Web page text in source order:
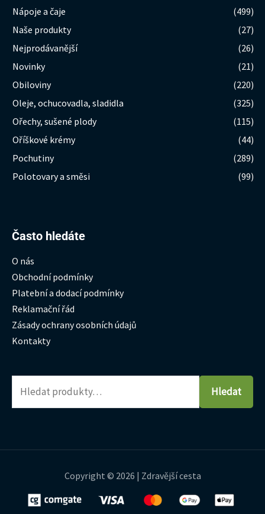
Nápoje a čaje
(499)
Naše produkty
(27)
Nejprodávanější
(26)
Novinky
(21)
Obiloviny
(220)
Oleje, ochucovadla, sladidla
(325)
Ořechy, sušené plody
(115)
Oříškové krémy
(44)
Pochutiny
(289)
Polotovary a směsi
(99)
Často hledáte
O nás
Obchodní podmínky
Platební a dodací podmínky
Reklamační řád
Zásady ochrany osobních údajů
Kontakty
Hledat:
Hledat
Copyright © 2026 | Zdravější cesta